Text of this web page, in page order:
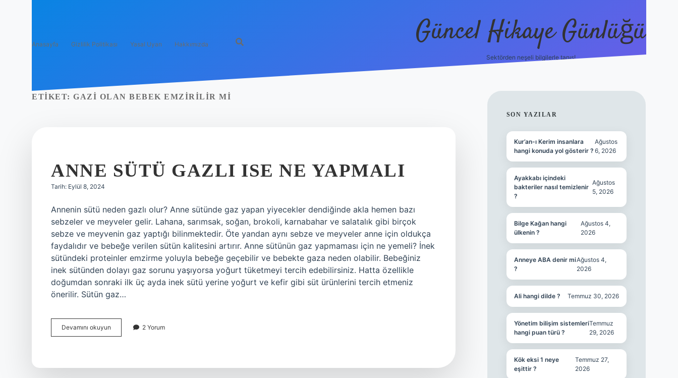
Anasayfa Gizlilik Politikası Yasal Uyarı Hakkımızda Güncel Hikaye Günlüğü
Sektörden neşeli bilgilerle tanış!
ETIKET: GAZI OLAN BEBEK EMZIRILIR MI
ANNE SÜTÜ GAZLI ISE NE YAPMALI
Tarih: Eylül 8, 2024
Annenin sütü neden gazlı olur? Anne sütünde gaz yapan yiyecekler dendiğinde akla hemen bazı
sebzeler ve meyveler gelir. Lahana, sarımsak, soğan, brokoli, karnabahar ve salatalık gibi birçok
sebze ve meyvenin gaz yaptığı bilinmektedir. Öte yandan aynı sebze ve meyveler anne için oldukça
faydalıdır ve bebeğe verilen sütün kalitesini artırır. Anne sütünün gaz yapmaması için ne yemeli? İnek
sütündeki proteinler emzirme yoluyla bebeğe geçebilir ve bebekte gaza neden olabilir. Bebeğiniz
inek sütünden dolayı gaz sorunu yaşıyorsa yoğurt tüketmeyi tercih edebilirsiniz. Hatta özellikle
doğumdan sonraki ilk üç ayda inek sütü yerine yoğurt ve kefir gibi süt ürünlerini tercih etmeniz
önerilir. Sütün gaz…
Devamını okuyun
Sütü
2 Yorum
SIDEBAR
SON YAZILAR
Kur’an-ı Kerim insanlara
hangi konuda yol gösterir ?
Ağustos
6, 2026
Ayakkabı içindeki
bakteriler nasıl temizlenir
?
Ağustos
5, 2026
Bilge Kağan hangi
ülkenin ?
Ağustos 4,
2026
Anneye ABA denir mi
?
Ağustos 4,
2026
Ali hangi dilde ? Temmuz 30, 2026
Yönetim bilişim sistemleri
hangi puan türü ?
Temmuz
29, 2026
Kök eksi 1 neye
eşittir ?
Temmuz 27,
2026
https://piabella.casino/